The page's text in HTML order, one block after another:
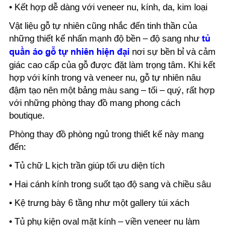
• Kết hợp dễ dàng với veneer nu, kính, da, kim loại
Vật liệu gỗ tự nhiên cũng nhắc đến tinh thần của
những thiết kế nhấn mạnh độ bền – độ sang như tủ
quần áo gỗ tự nhiên hiện đại nơi sự bền bỉ và cảm
giác cao cấp của gỗ được đặt làm trọng tâm. Khi kết
hợp với kính trong và veneer nu, gỗ tự nhiên nâu
đậm tạo nên một bảng màu sang – tối – quý, rất hợp
với những phòng thay đồ mang phong cách
boutique.
Phòng thay đồ phòng ngủ trong thiết kế này mang
đến:
• Tủ chữ L kịch trần giúp tối ưu diện tích
• Hai cánh kính trong suốt tạo độ sang và chiều sâu
• Kệ trưng bày 6 tầng như một gallery túi xách
• Tủ phụ kiện oval mặt kính – viền veneer nu làm